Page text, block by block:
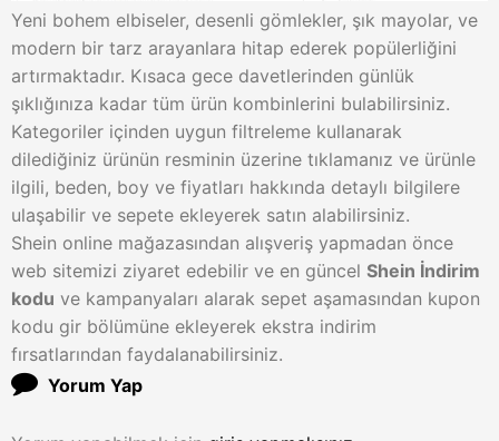
Yeni bohem elbiseler, desenli gömlekler, şık mayolar, ve
modern bir tarz arayanlara hitap ederek popülerliğini
artırmaktadır. Kısaca gece davetlerinden günlük
şıklığınıza kadar tüm ürün kombinlerini bulabilirsiniz.
Kategoriler içinden uygun filtreleme kullanarak
dilediğiniz ürünün resminin üzerine tıklamanız ve ürünle
ilgili, beden, boy ve fiyatları hakkında detaylı bilgilere
ulaşabilir ve sepete ekleyerek satın alabilirsiniz.
Shein online mağazasından alışveriş yapmadan önce
web sitemizi ziyaret edebilir ve en güncel Shein İndirim
kodu ve kampanyaları alarak sepet aşamasından kupon
kodu gir bölümüne ekleyerek ekstra indirim
fırsatlarından faydalanabilirsiniz.
Yorum Yap